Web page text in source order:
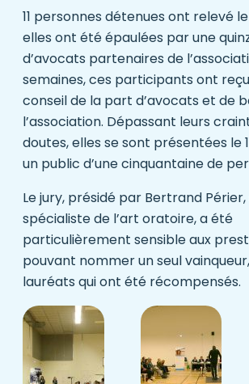
11 personnes détenues ont relevé
elles ont été épaulées par une
d’avocats partenaires de
semaines, ces participants ont
conseil de la part d’avocats et de
l’association. Dépassant leurs
doutes, elles se sont présentées le
un public d’une cinquantaine de
Le jury, présidé par Bertrand
spécialiste de l’art oratoire, a été
particulièrement sensible aux
pouvant nommer un seul
lauréats qui ont été récompensés.